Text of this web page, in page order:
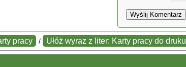
Wyślij Komentarz
pracy / Ułóż wyraz z liter: Karty pracy do druku